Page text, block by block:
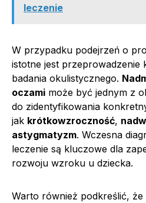
leczenie
W przypadku podejrzeń o
istotne jest przeprowadzenie
badania okulistycznego.
oczami może być jednym z
do zidentyfikowania
jak krótkowzroczność,
astygmatyzm. Wczesna
leczenie są kluczowe dla
rozwoju wzroku u dziecka.
Warto również podkreślić, że